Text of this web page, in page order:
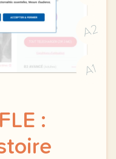
A2
A1
: